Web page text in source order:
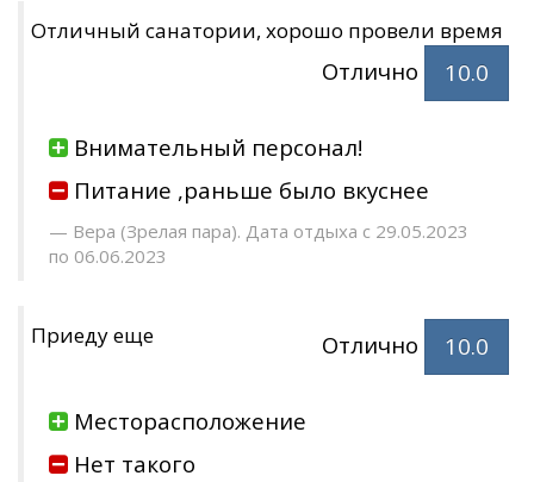
Отличный санатории, хорошо провели время
Отлично 10.0
Внимательный персонал!
Питание ,раньше было вкуснее
Вера (Зрелая пара). Дата отдыха с 29.05.2023
по 06.06.2023
Приеду еще Отлично 10.0
Месторасположение
Нет такого